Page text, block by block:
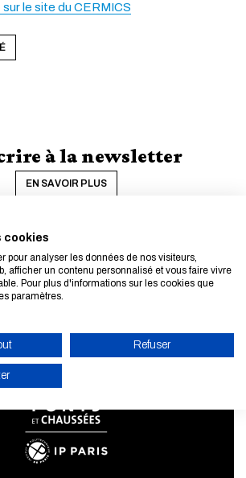
ACTIVER LE MODE ÉCO
ANNULER
le site du CERMICS
à la newsletter
EN SAVOIR PLUS
cookies
pour analyser les données de nos visiteurs,
afficher un contenu personnalisé et vous faire vivre
Pour plus d'informations sur les cookies que
paramètres.
Refuser